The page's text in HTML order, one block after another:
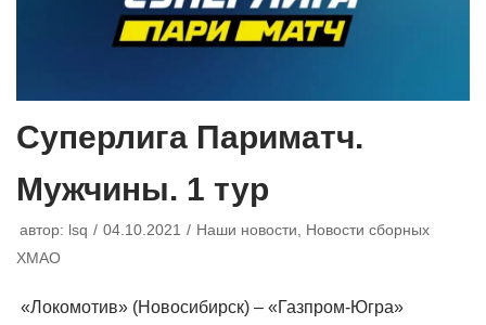
Суперлига Париматч.
Мужчины. 1 тур
автор: lsq 04.10.2021 Наши новости, Новости сборных
ХМАО
«Локомотив» (Новосибирск) – «Газпром-Югра»